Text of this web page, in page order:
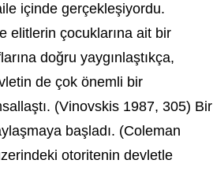
içinde gerçekleşiyordu.
elitlerin çocuklarına ait bir
doğru yaygınlaştıkça,
de çok önemli bir
(Vinovskis 1987, 305) Bir
başladı. (Coleman
otoritenin devletle